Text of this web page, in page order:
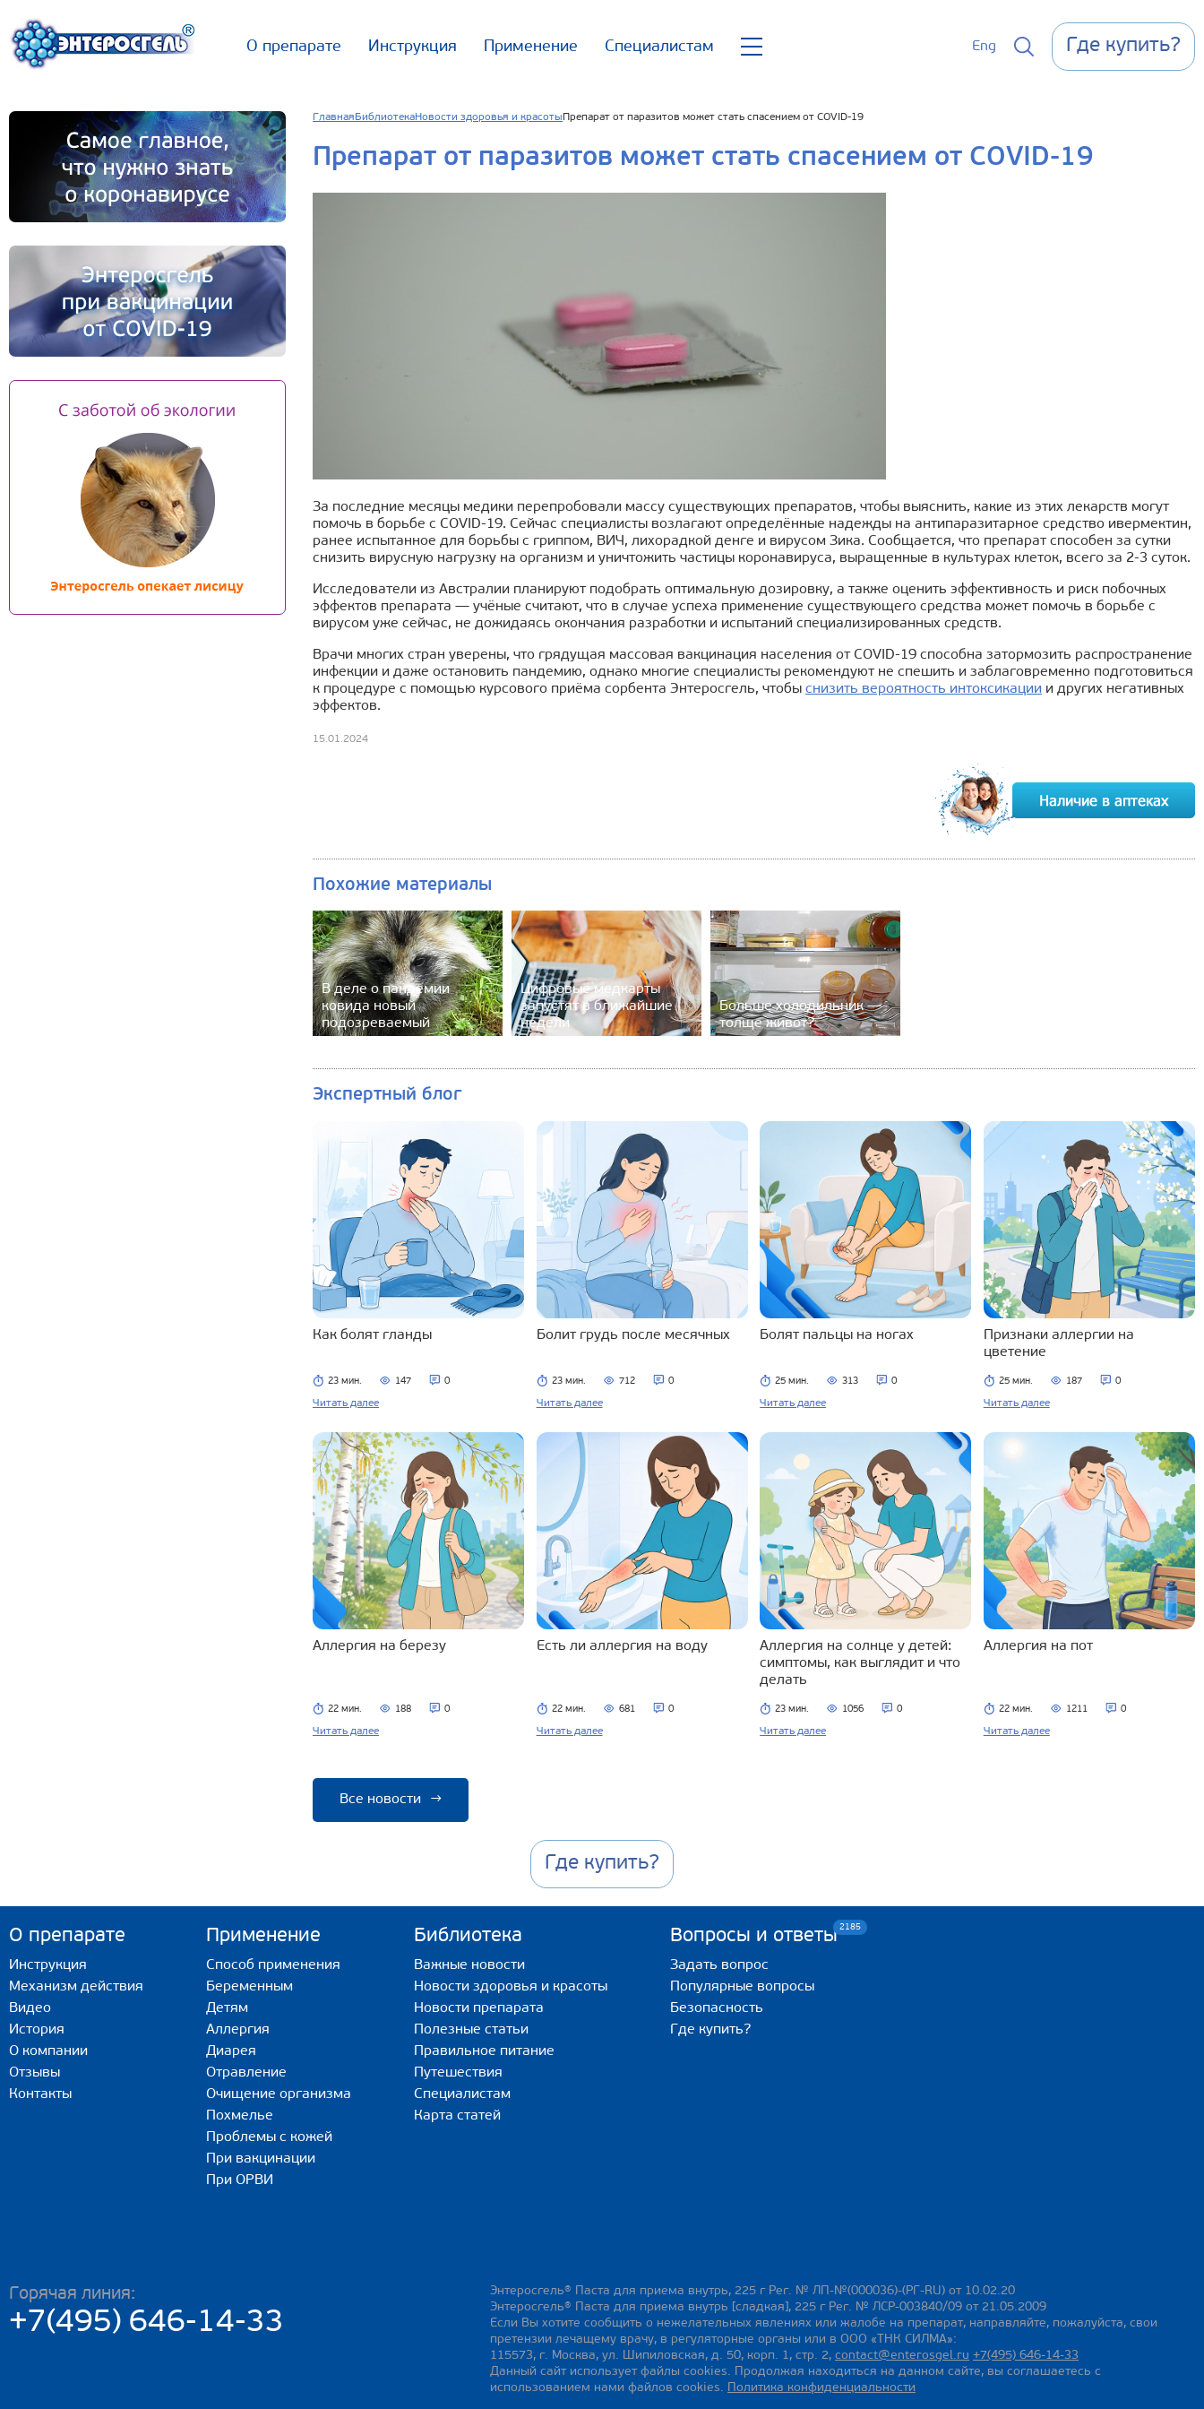
О препарате Инструкция Применение Специалистам Eng Где купить?
Главная БиблиотекаНовости здоровья и красоты Препарат от паразитов может стать спасением от COVID-19
Препарат от паразитов может стать спасением от COVID-19
За последние месяцы медики перепробовали массу существующих препаратов, чтобы выяснить, какие из этих лекарств могут
помочь в борьбе с COVID-19. Сейчас специалисты возлагают определённые надежды на антипаразитарное средство ивермектин,
ранее испытанное для борьбы с гриппом, ВИЧ, лихорадкой денге и вирусом Зика. Сообщается, что препарат способен за сутки
снизить вирусную нагрузку на организм и уничтожить частицы коронавируса, выращенные в культурах клеток, всего за 2-3 суток.
Исследователи из Австралии планируют подобрать оптимальную дозировку, а также оценить эффективность и риск побочных
эффектов препарата — учёные считают, что в случае успеха применение существующего средства может помочь в борьбе с
вирусом уже сейчас, не дожидаясь окончания разработки и испытаний специализированных средств.
Врачи многих стран уверены, что грядущая массовая вакцинация населения от COVID-19 способна затормозить распространение
инфекции и даже остановить пандемию, однако многие специалисты рекомендуют не спешить и заблаговременно подготовиться
к процедуре с помощью курсового приёма сорбента Энтеросгель, чтобы снизить вероятность интоксикации и других негативных
эффектов.
15.01.2024
Похожие материалы
В деле о пандемии
ковида новый
подозреваемый
Цифровые медкарты
запустят в ближайшие
недели
Больше холодильник —
толще живот?
Экспертный блог
Как болят гланды
23 мин. 147 0
Читать далее
Болит грудь после месячных
23 мин. 712 0
Читать далее
Болят пальцы на ногах
25 мин. 313 0
Читать далее
Признаки аллергии на
цветение
25 мин. 187 0
Читать далее
Аллергия на березу
22 мин. 188 0
Читать далее
Есть ли аллергия на воду
22 мин. 681 0
Читать далее
Аллергия на солнце у детей:
симптомы, как выглядит и что
делать
23 мин. 1056 0
Читать далее
Аллергия на пот
22 мин. 1211 0
Читать далее
Все новости →
Где купить?
О препарате
Инструкция
Механизм действия
Видео
История
О компании
Отзывы
Контакты
Применение
Способ применения
Беременным
Детям
Аллергия
Диарея
Отравление
Очищение организма
Похмелье
Проблемы с кожей
При вакцинации
При ОРВИ
Библиотека
Важные новости
Новости здоровья и красоты
Новости препарата
Полезные статьи
Правильное питание
Путешествия
Специалистам
Карта статей
Вопросы и ответы2185
Задать вопрос
Популярные вопросы
Безопасность
Где купить?
Горячая линия:
+7(495) 646-14-33
Энтеросгель® Паста для приема внутрь, 225 г Рег. № ЛП-№(000036)-(РГ-RU) от 10.02.20
Энтеросгель® Паста для приема внутрь [сладкая], 225 г Рег. № ЛСР-003840/09 от 21.05.2009
Если Вы хотите сообщить о нежелательных явлениях или жалобе на препарат, направляйте, пожалуйста, свои
претензии лечащему врачу, в регуляторные органы или в ООО «ТНК СИЛМА»:
115573, г. Москва, ул. Шипиловская, д. 50, корп. 1, стр. 2, contact@enterosgel.ru +7(495) 646-14-33
Данный сайт использует файлы cookies. Продолжая находиться на данном сайте, вы соглашаетесь с
использованием нами файлов cookies. Политика конфиденциальности